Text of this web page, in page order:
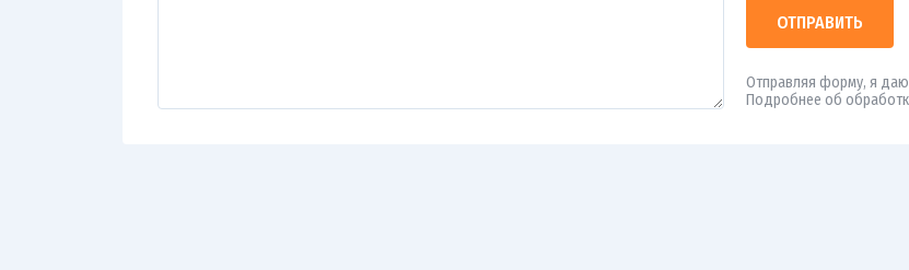
ОТПРАВИТЬ
Отправляя форму, я даю
Подробнее об